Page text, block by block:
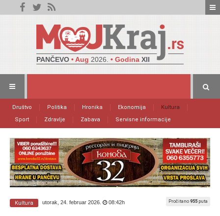
PANČEVO • Aug 2026. • Godina XII
Društvo Politika Hronika Ekonomija
Kultura
Sport
Zdravlje Zabava Servisne informacije
Kultura utorak, 24. februar 2026. 08:42h Pročitano 955 puta